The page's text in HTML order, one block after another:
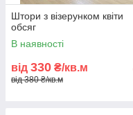
Штори з візерунком квіти
обсяг
В наявності
від 330 ₴/кв.м
від 380 ₴/кв.м